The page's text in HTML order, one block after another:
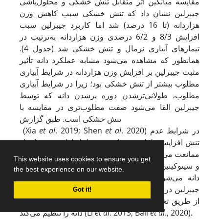
This website uses cookies to ensure you get
the best experience on our website.
Got it!
جیبرلین نشان داد که تنش خشکی سبب کاهش وزن
هزاردانه (تا 16 درصد) شد اما کاربرد جیبرلین سبب
افزایش 8/3 و 6/2 درصدی وزن هزاردانه به‌ترتیب در
تیمارهای آبیاری نرمال و تنش خشکی شد (جدول 4).
همانطور که مشاهده می‌شود مشابه عملکرد دانه تأثیر
مثبت جیبرلین بر افزایش وزن هزاردانه در شرایط آبیاری
مطلوب بیشتر از تنش خشکی بود؛ زیرا در شرایط آبیاری
مطلوب، طولانی‌تر شدن دوره پر شدن دانه که توسط
جیبرلین القا می‌شود صفت مطلوب‌تری در مقایسه با
تنش خشکی است. طبق گزارش
(Xiaet al. 2019; Shenet al. 2020) در شرایط عدم
تنش افزایش غلظت جیبرلین در مراحل اولیه رشد دانه از
سنتز ABA ممانعت می‌کند و سبب افزایش غلظت اکسین
و سیتوکینین در مراحل انتهایی رشد دانه و افزایش وزن
دانه می‌شود. مصرف جیبرلین خارجی سبب افزایش
جیبرلین درون‌زا و کاهش آبسیزیک
اسید درون‌زا می‌شود و
از طریق تغییر فعالیت ‌آنزیم‌های مقصد فیزیولوژیک وزن
دانه را تنظیم می‌کند (Liet al. 2013; Baliet al., 2020).